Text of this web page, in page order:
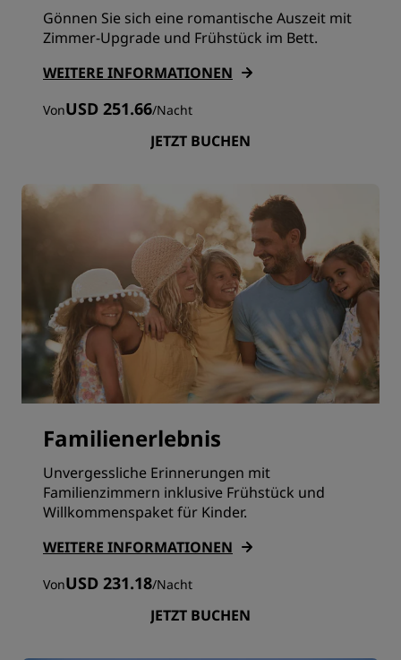
Gönnen Sie sich eine romantische Auszeit mit
Zimmer-Upgrade und Frühstück im Bett.
WEITERE INFORMATIONEN
VonUSD 251.66/Nacht
JETZT BUCHEN
Familienerlebnis
Unvergessliche Erinnerungen mit
Familienzimmern inklusive Frühstück und
Willkommenspaket für Kinder.
WEITERE INFORMATIONEN
VonUSD 231.18/Nacht
JETZT BUCHEN